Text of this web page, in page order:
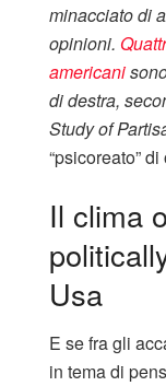
minacciato di
opinioni.
americani
di destra,
Study of
“psicoreato”
Il clima
Usa
E se fra gli
in tema di